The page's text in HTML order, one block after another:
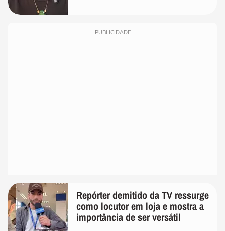
PUBLICIDADE
Repórter demitido da TV ressurge
como locutor em loja e mostra a
importância de ser versátil